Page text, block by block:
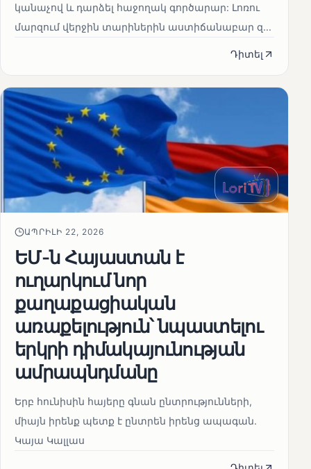
կանաչով և դարձել հաջողակ գործարար: Լոռու
մարզում վերջին տարիներին աստիճանաբար զ...
Դիտել
ԱՊՐԻԼԻ 22, 2026
ԵՄ-ն Հայաստան է
ուղարկում նոր
քաղաքացիական
առաքելություն՝ նպաստելու
երկրի դիմակայունության
ամրապնդմանը
Երբ հունիսին հայերը գնան ընտրությունների,
միայն իրենք պետք է ընտրեն իրենց ապագան.
Կայա Կալլաս